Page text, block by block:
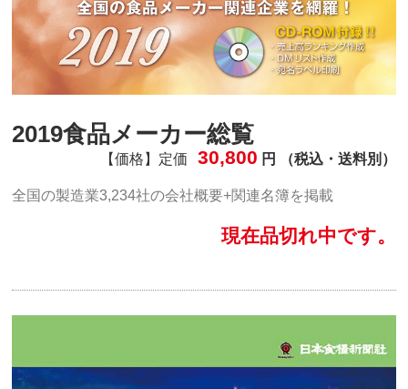
2019食品メーカー総覧
【価格】定価 30,800 円 （税込・送料別）
全国の製造業3,234社の会社概要+関連名簿を掲載
現在品切れ中です。